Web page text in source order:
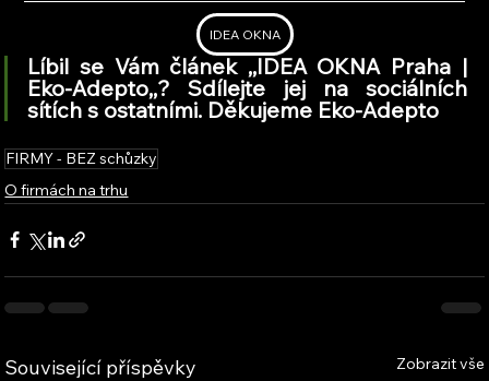
IDEA OKNA
Líbil se Vám článek ,,IDEA OKNA Praha |
Eko-Adepto,,? Sdílejte jej na sociálních
sítích s ostatními. Děkujeme Eko-Adepto
FIRMY - BEZ schůzky
O firmách na trhu
Související příspěvky Zobrazit vše